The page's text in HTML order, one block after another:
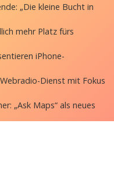
„Die kleine Bucht in
mehr Platz fürs
iPhone-
Dienst mit Fokus
„Ask Maps“ als neues